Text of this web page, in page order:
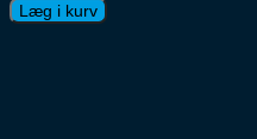
Læg i kurv